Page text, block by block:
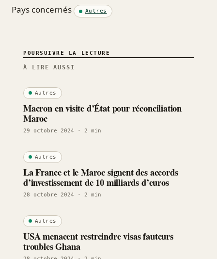
Pays concernés Autres
POURSUIVRE LA LECTURE
À LIRE AUSSI
Autres
Macron en visite d’État pour réconciliation
Maroc
29 octobre 2024 · 2 min
Autres
La France et le Maroc signent des accords
d’investissement de 10 milliards d’euros
28 octobre 2024 · 2 min
Autres
USA menacent restreindre visas fauteurs
troubles Ghana